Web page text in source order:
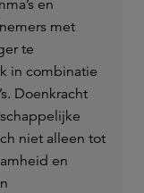
en
met
te
in combinatie
Doenkracht
niet alleen tot
en